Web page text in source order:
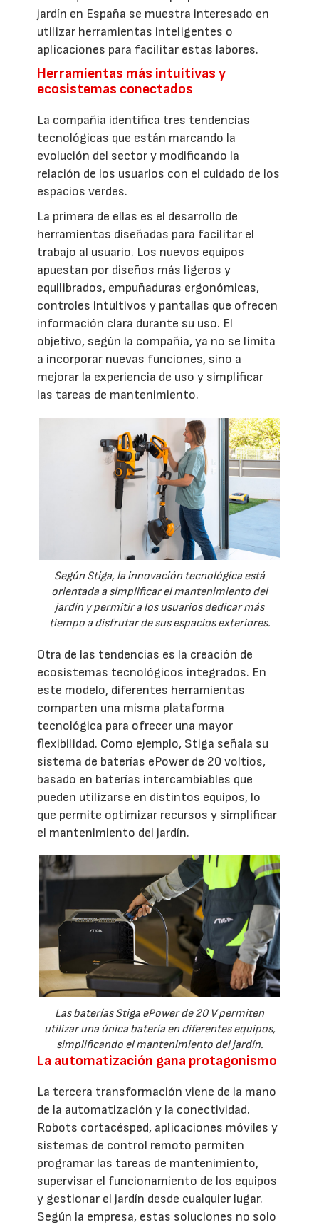
jardín en España se muestra interesado en
utilizar herramientas inteligentes o
aplicaciones para facilitar estas labores.
Herramientas más intuitivas y
ecosistemas conectados
La compañía identifica tres tendencias
tecnológicas que están marcando la
evolución del sector y modificando la
relación de los usuarios con el cuidado de los
espacios verdes.
La primera de ellas es el desarrollo de
herramientas diseñadas para facilitar el
trabajo al usuario. Los nuevos equipos
apuestan por diseños más ligeros y
equilibrados, empuñaduras ergonómicas,
controles intuitivos y pantallas que ofrecen
información clara durante su uso. El
objetivo, según la compañía, ya no se limita
a incorporar nuevas funciones, sino a
mejorar la experiencia de uso y simplificar
las tareas de mantenimiento.
Según Stiga, la innovación tecnológica está
orientada a simplificar el mantenimiento del
jardín y permitir a los usuarios dedicar más
tiempo a disfrutar de sus espacios exteriores.
Otra de las tendencias es la creación de
ecosistemas tecnológicos integrados. En
este modelo, diferentes herramientas
comparten una misma plataforma
tecnológica para ofrecer una mayor
flexibilidad. Como ejemplo, Stiga señala su
sistema de baterías ePower de 20 voltios,
basado en baterías intercambiables que
pueden utilizarse en distintos equipos, lo
que permite optimizar recursos y simplificar
el mantenimiento del jardín.
Las baterías Stiga ePower de 20 V permiten
utilizar una única batería en diferentes equipos,
simplificando el mantenimiento del jardín.
La automatización gana protagonismo
La tercera transformación viene de la mano
de la automatización y la conectividad.
Robots cortacésped, aplicaciones móviles y
sistemas de control remoto permiten
programar las tareas de mantenimiento,
supervisar el funcionamiento de los equipos
y gestionar el jardín desde cualquier lugar.
Según la empresa, estas soluciones no solo